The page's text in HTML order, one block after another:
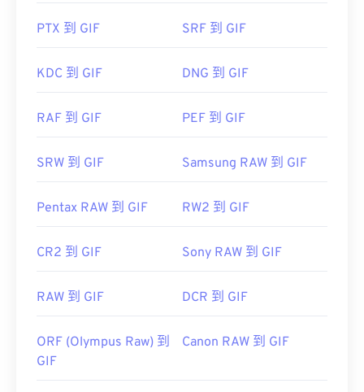
Photoshop Elements
href="https://www.roxio.com/en/products/creator/pro/
target="_blank">NXT Pro
PTX 到 GIF SRF 到 GIF
KDC 到 GIF DNG 到 GIF
RAF 到 GIF PEF 到 GIF
SRW 到 GIF Samsung RAW 到 GIF
Pentax RAW 到 GIF RW2 到 GIF
CR2 到 GIF Sony RAW 到 GIF
RAW 到 GIF DCR 到 GIF
ORF (Olympus Raw) 到
GIF
Canon RAW 到 GIF